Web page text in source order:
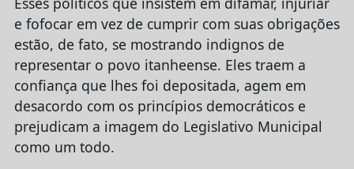
e fofocar em vez de cumprir com suas obrigações
estão, de fato, se mostrando indignos de
representar o povo itanheense. Eles traem a
confiança que lhes foi depositada, agem em
desacordo com os princípios democráticos e
prejudicam a imagem do Legislativo Municipal
como um todo.